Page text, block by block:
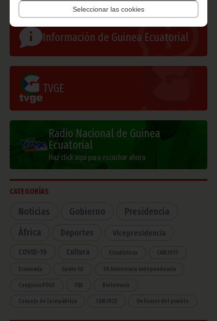
Seleccionar las cookies
Información de Guinea Ecuatorial
TVGE
Radio Nacional de Guinea
Ecuatorial
Haz click aquí para escuchar ahora
CATEGORÍAS
Noticias Gobierno
Presidencia
África
Deportes Vicepresidencia
COVID-19 Cultura Estadísticas CAN 2015
Economía Gente GE 50 Aniversario Independencia
CongresoPDGE FIJA Bielorrusia
Consejo de la república CAN 2025 Defensor del pueblo